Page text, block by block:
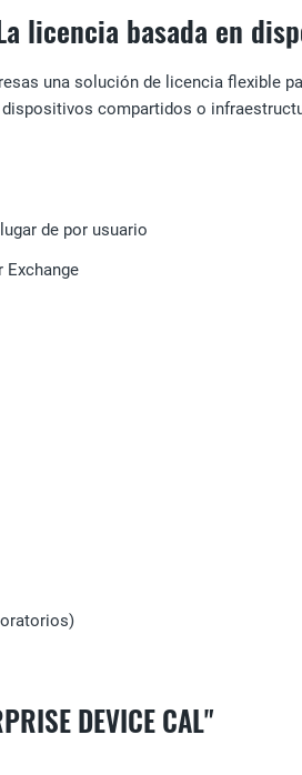
licencia basada en
una solución de licencia flexible
compartidos o
de por usuario
Exchange
DEVICE CAL"